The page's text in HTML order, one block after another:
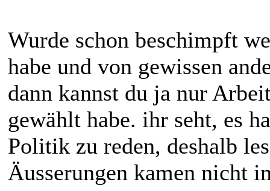
Wurde schon beschimpft
habe und von gewissen
dann kannst du ja nur
gewählt habe. ihr seht, es
Politik zu reden, deshalb
Äusserungen kamen nicht